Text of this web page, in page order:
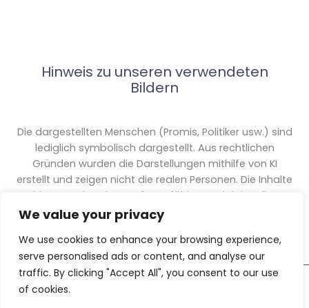
We value your privacy
We use cookies to enhance your browsing experience,
serve personalised ads or content, and analyse our
traffic. By clicking "Accept All", you consent to our use
of cookies.
Hinweis zu unseren verwendeten
Bildern
Die dargestellten Menschen (Promis, Politiker usw.) sind
lediglich symbolisch dargestellt. Aus rechtlichen
Gründen wurden die Darstellungen mithilfe von KI
erstellt und zeigen nicht die realen Personen. Die Inhalte
hingegen beruhen auf sorgfältiger redaktioneller
Recherche und Berichterstattung.
Copyright © 2026 Bürger Uni » Fragen, Lesen, Lernen